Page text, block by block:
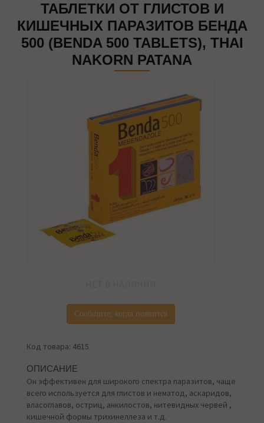
ТАБЛЕТКИ ОТ ГЛИСТОВ И
КИШЕЧНЫХ ПАРАЗИТОВ БЕНДА
500 (BENDA 500 TABLETS), THAI
NAKORN PATANA
Сообщите, когда появится
Код товара: 4615
ОПИСАНИЕ
Он эффективен для широкого спектра паразитов, чаще
всего используется для глистов и нематод, аскаридов,
власоглавов, остриц, анкилостов, нитевидных червей ,
кишечной формы трихинеллеза и т.д.